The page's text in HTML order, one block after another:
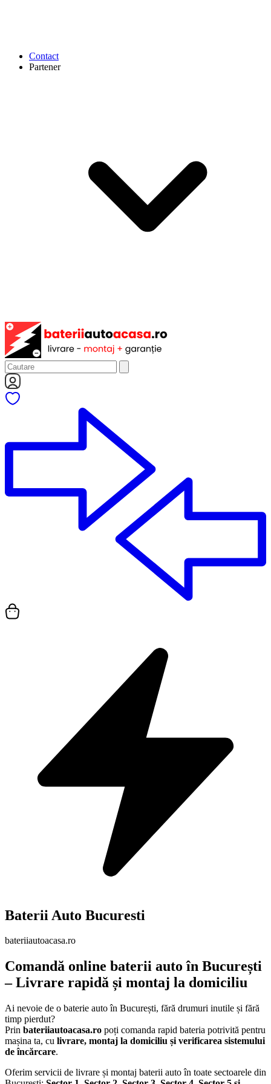
Contact
Partener
Baterii Auto Bucuresti
bateriiautoacasa.ro
Comandă online baterii auto în București
– Livrare rapidă și montaj la domiciliu
Ai nevoie de o baterie auto în București, fără drumuri inutile și fără
timp pierdut?
Prin bateriiautoacasa.ro poți comanda rapid bateria potrivită pentru
mașina ta, cu livrare, montaj la domiciliu și verificarea sistemului
de încărcare.
Oferim servicii de livrare și montaj baterii auto în toate sectoarele din